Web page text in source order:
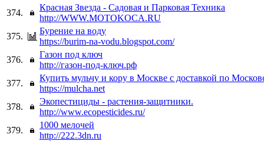
374.
Красная Звезда - Садовая и Парковая Техника
http://WWW.MOTOKOCA.RU
375.
Бурение на воду
https://burim-na-vodu.blogspot.com/
376.
Газон под ключ
http://газон-под-ключ.рф
377.
Купить мульчу и кору в Москве с доставкой по
https://mulcha.net
378.
Экопестициды - растения-защитники.
http://www.ecopesticides.ru/
379.
1000 мелочей
http://222.3dn.ru